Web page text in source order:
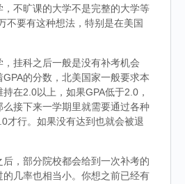
，不旷课的大学不是完整的大学等
不要有这种想法，特别是在美国
，挂科之后一般是没有补考机会
的分数，北美国家一般要求本
在2.0以上，如果GPA低于2.0，
接下来一学期里就需要通过各种
才行。如果没有达到也就会被退
，部分院校都会给到一次补考的
几率也相当小。你想之前已经有